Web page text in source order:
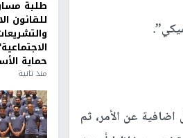
عن الأمر، ثم
طلبة
للقانون
حماية
منذ ثانية